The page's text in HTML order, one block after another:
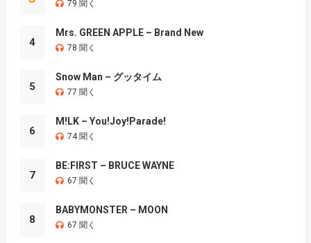
79 聞く
4
Mrs. GREEN APPLE – Brand New
78 聞く
5
Snow Man – グッタイム
77 聞く
6
M!LK – You!Joy!Parade!
74 聞く
7
BE:FIRST – BRUCE WAYNE
67 聞く
8
BABYMONSTER – MOON
67 聞く